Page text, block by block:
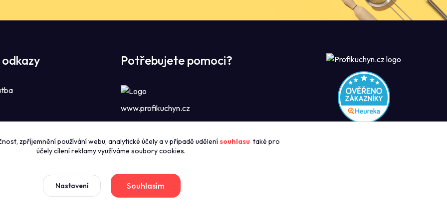
Potřebujete pomoci?
www.profikuchyn.cz
+420774421626
sales@profikuchyn.cz
zpříjemnění používání webu, analytické účely a v případě udělenísouhlasu také pro
účely cílení reklamy využíváme soubory cookies.
Nastavení Souhlasím